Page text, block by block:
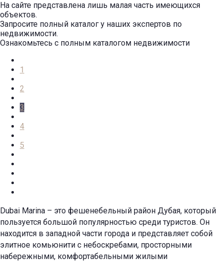
На сайте представлена лишь малая часть имеющихся
объектов.
Запросите полный каталог у наших экспертов по
недвижимости.
Ознакомьтесь с полным каталогом недвижимости
1
2
3
4
5
Dubai Marina – это фешенебельный район Дубая, который
пользуется большой популярностью среди туристов. Он
находится в западной части города и представляет собой
элитное комьюнити с небоскребами, просторными
набережными, комфортабельными жилыми